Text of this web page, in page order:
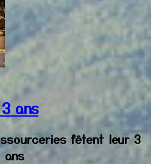
ans
fêtent leur 3
ans